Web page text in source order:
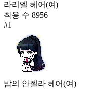
라리엘 헤어(여)
착용 수 8956
#1
밤의 안젤라 헤어(여)